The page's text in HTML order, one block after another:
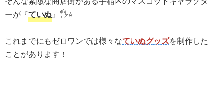
ーが『ていぬ』🖐️⭐️
これまでにもゼロワンでは様々なていぬグッズを制作した
ことがあります！